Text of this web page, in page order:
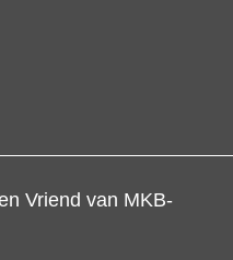
Vriend van MKB-